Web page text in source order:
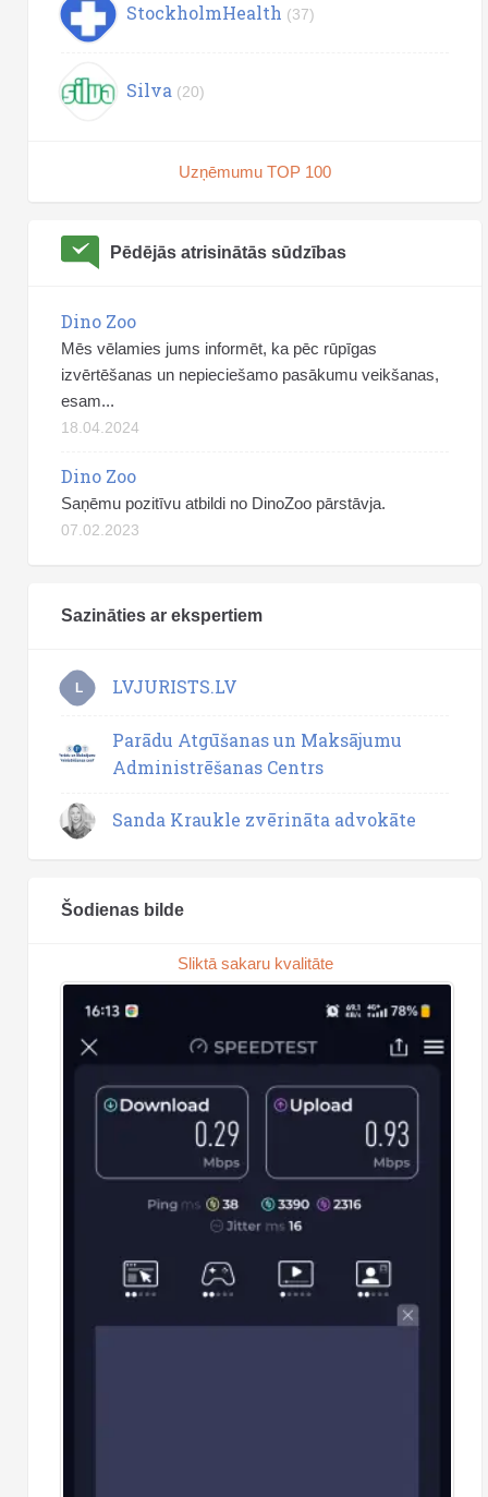
StockholmHealth (37)
Silva (20)
Uzņēmumu TOP 100
Pēdējās atrisinātās sūdzības
Dino Zoo
Mēs vēlamies jums informēt, ka pēc rūpīgas
izvērtēšanas un nepieciešamo pasākumu veikšanas,
esam...
18.04.2024
Dino Zoo
Saņēmu pozitīvu atbildi no DinoZoo pārstāvja.
07.02.2023
Sazināties ar ekspertiem
L LVJURISTS.LV
Parādu Atgūšanas un Maksājumu
Administrēšanas Centrs
Sanda Kraukle zvērināta advokāte
Šodienas bilde
Sliktā sakaru kvalitāte